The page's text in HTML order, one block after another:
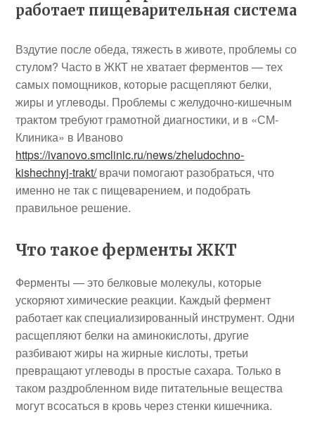
работает пищеварительная система
Вздутие после обеда, тяжесть в животе, проблемы со
стулом? Часто в ЖКТ не хватает ферментов — тех
самых помощников, которые расщепляют белки,
жиры и углеводы. Проблемы с желудочно-кишечным
трактом требуют грамотной диагностики, и в «СМ-
Клиника» в Иваново
https://ivanovo.smclinic.ru/news/zheludochno-
kishechnyj-trakt/врачи помогают разобраться, что
именно не так с пищеварением, и подобрать
правильное решение.
Что такое ферменты ЖКТ
Ферменты — это белковые молекулы, которые
ускоряют химические реакции. Каждый фермент
работает как специализированный инструмент. Одни
расщепляют белки на аминокислоты, другие
разбивают жиры на жирные кислоты, третьи
превращают углеводы в простые сахара. Только в
таком раздробленном виде питательные вещества
могут всосаться в кровь через стенки кишечника.